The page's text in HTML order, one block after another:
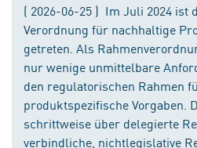
( 2026-06-25 ) Im Juli 2024 ist
Verordnung für nachhaltige
getreten. Als
nur wenige unmittelbare
den regulatorischen Rahmen
produktspezifische Vorgaben.
schrittweise über delegierte
verbindliche, nichtlegislative